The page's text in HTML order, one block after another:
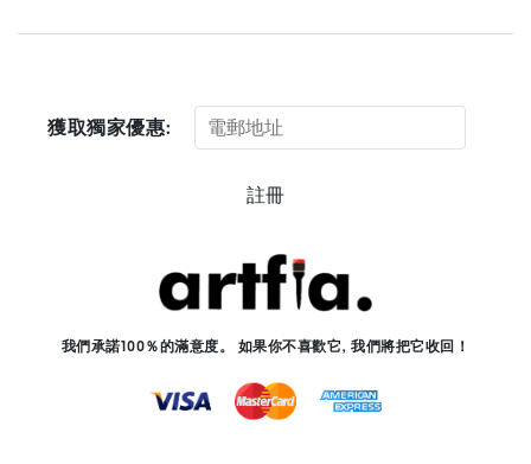
獲取獨家優惠:
註冊
我們承諾100％的滿意度。 如果你不喜歡它, 我們將把它收回！